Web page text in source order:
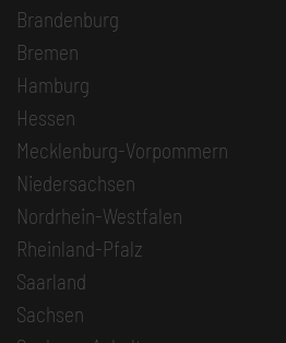
Brandenburg
Bremen
Hamburg
Hessen
Mecklenburg-Vorpommern
Niedersachsen
Nordrhein-Westfalen
Rheinland-Pfalz
Saarland
Sachsen